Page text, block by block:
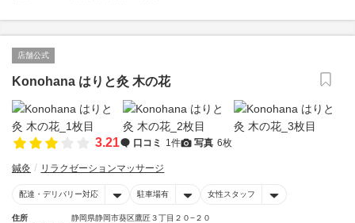
店舗公式
Konohana はりと灸 木の花
3.21 口コミ 1件 写真 6枚
鍼灸 リラクゼーションマッサージ
配達・デリバリー対応 駐車場有 女性スタッフ
住所
静岡県静岡市葵区鷹匠３丁目２０−２０